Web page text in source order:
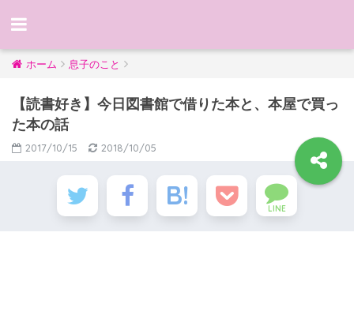
ホーム 息子のこと
【読書好き】今日図書館で借りた本と、本屋で買っ
た本の話
2017/10/15 2018/10/05
LINE